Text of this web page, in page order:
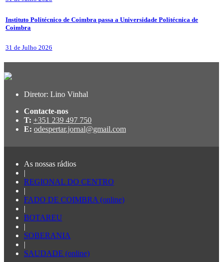
Instituto Politécnico de Coimbra passa a Universidade Politécnica de
Coimbra
31 de Julho 2026
Diretor: Lino Vinhal
Contacte-nos
T: +351 239 497 750
E: odespertar.jornal@gmail.com
As nossas rádios
|
REGIONAL DO CENTRO
|
FADO DE COIMBRA (online)
|
BOTAREU
|
SOBERANIA
|
SAUDADE (online)